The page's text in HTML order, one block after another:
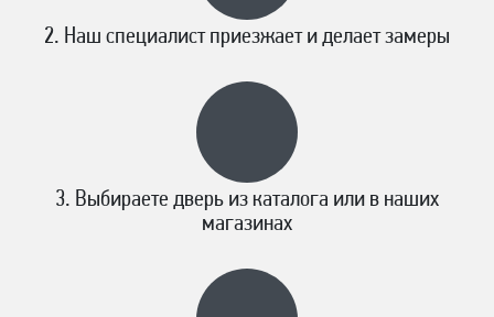
Наш специалист приезжает и делает замеры
Выбираете дверь из каталога или в наших
магазинах